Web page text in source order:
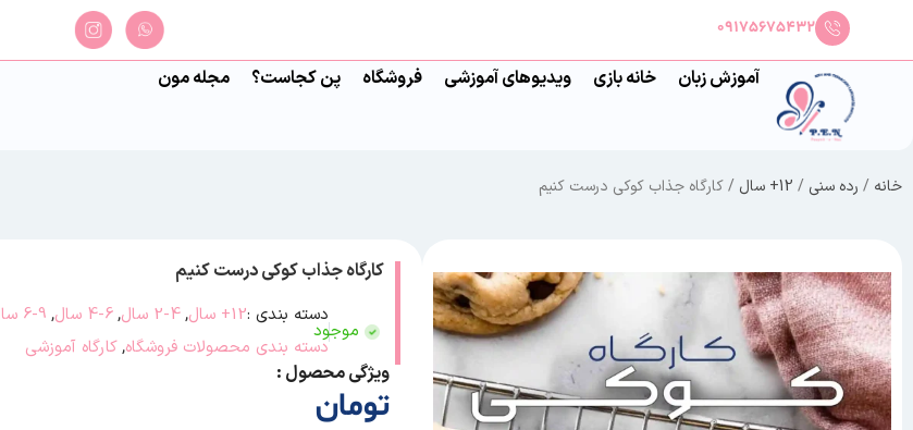
09175675432
آموزش زبان خانه بازی ویدیوهای آموزشی فروشگاه پن کجاست؟ مجله مون
خانه / رده سنی / 12+ سال / کارگاه جذاب کوکی درست کنیم
کارگاه جذاب کوکی درست کنیم
موجود
دسته بندی :12+ سال , 2-4 سال , 4-6 سال , 6-9 سال
دسته بندی محصولات فروشگاه, کارگاه آموزشی
ویژگی محصول :
تومان